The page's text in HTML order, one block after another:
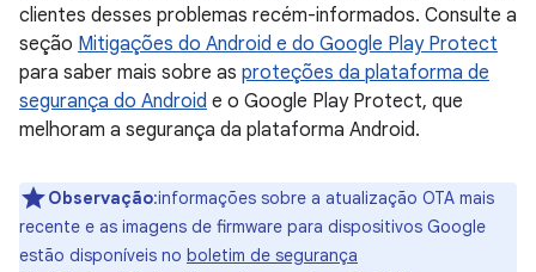
clientes desses problemas recém-informados. Consulte a
seção Mitigações do Android e do Google Play Protect
para saber mais sobre as proteções da plataforma de
segurança do Android e o Google Play Protect, que
melhoram a segurança da plataforma Android.
Observação:informações sobre a atualização OTA mais
recente e as imagens de firmware para dispositivos Google
estão disponíveis no boletim de segurança